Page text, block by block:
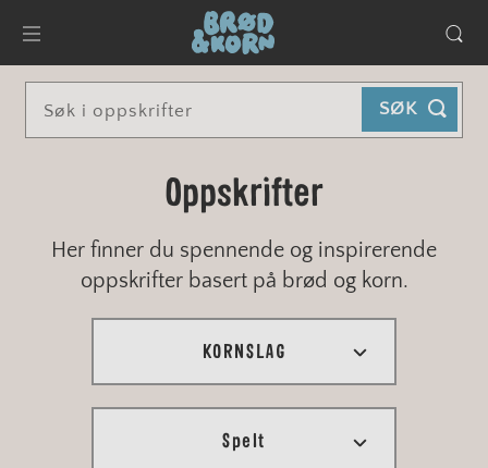
Oppskrifter
Her finner du spennende og inspirerende
oppskrifter basert på brød og korn.
SØK
VIS ALLE
KORNSLAG
Spelt